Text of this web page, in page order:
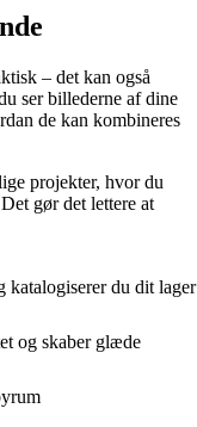
– det kan også
ser billederne af dine
de kan kombineres
projekter, hvor du
gør det lettere at
katalogiserer du dit lager
og skaber glæde